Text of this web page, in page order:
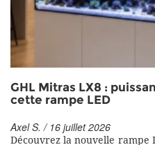
GHL Mitras LX8 :
cette rampe LED
Axel S. / 16 juillet 2026
Découvrez la nouvelle rampe